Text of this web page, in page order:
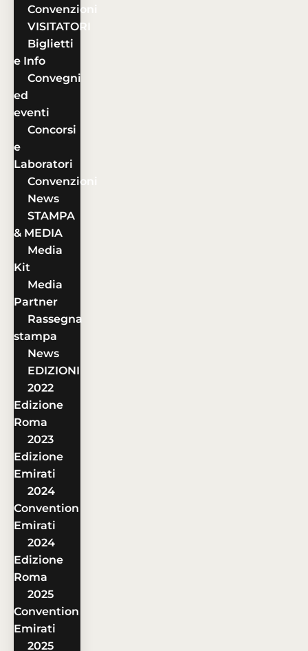
Convenzioni
VISITATORI
Biglietti
e Info
Convegni
ed
eventi
Concorsi
e
Laboratori
Convenzioni
News
STAMPA
& MEDIA
Media
Kit
Media
Partner
Rassegna
stampa
News
EDIZIONI
2022
Edizione
Roma
2023
Edizione
Emirati
2024
Convention
Emirati
2024
Edizione
Roma
2025
Convention
Emirati
2025